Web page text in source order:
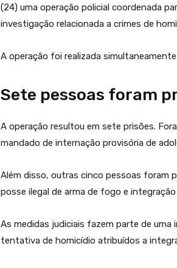
(24) uma operação policial coordenada
investigação relacionada a crimes de
A operação foi realizada
Sete pessoas foram
A operação resultou em sete prisões.
mandado de internação provisória de
Além disso, outras cinco pessoas foram
posse ilegal de arma de fogo e
As medidas judiciais fazem parte de uma
tentativa de homicídio atribuídos a